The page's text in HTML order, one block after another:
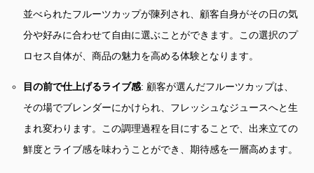
並べられたフルーツカップが陳列され、顧客自身がその日の気
分や好みに合わせて自由に選ぶことができます。この選択のプ
ロセス自体が、商品の魅力を高める体験となります。
目の前で仕上げるライブ感: 顧客が選んだフルーツカップは、
その場でブレンダーにかけられ、フレッシュなジュースへと生
まれ変わります。この調理過程を目にすることで、出来立ての
鮮度とライブ感を味わうことができ、期待感を一層高めます。